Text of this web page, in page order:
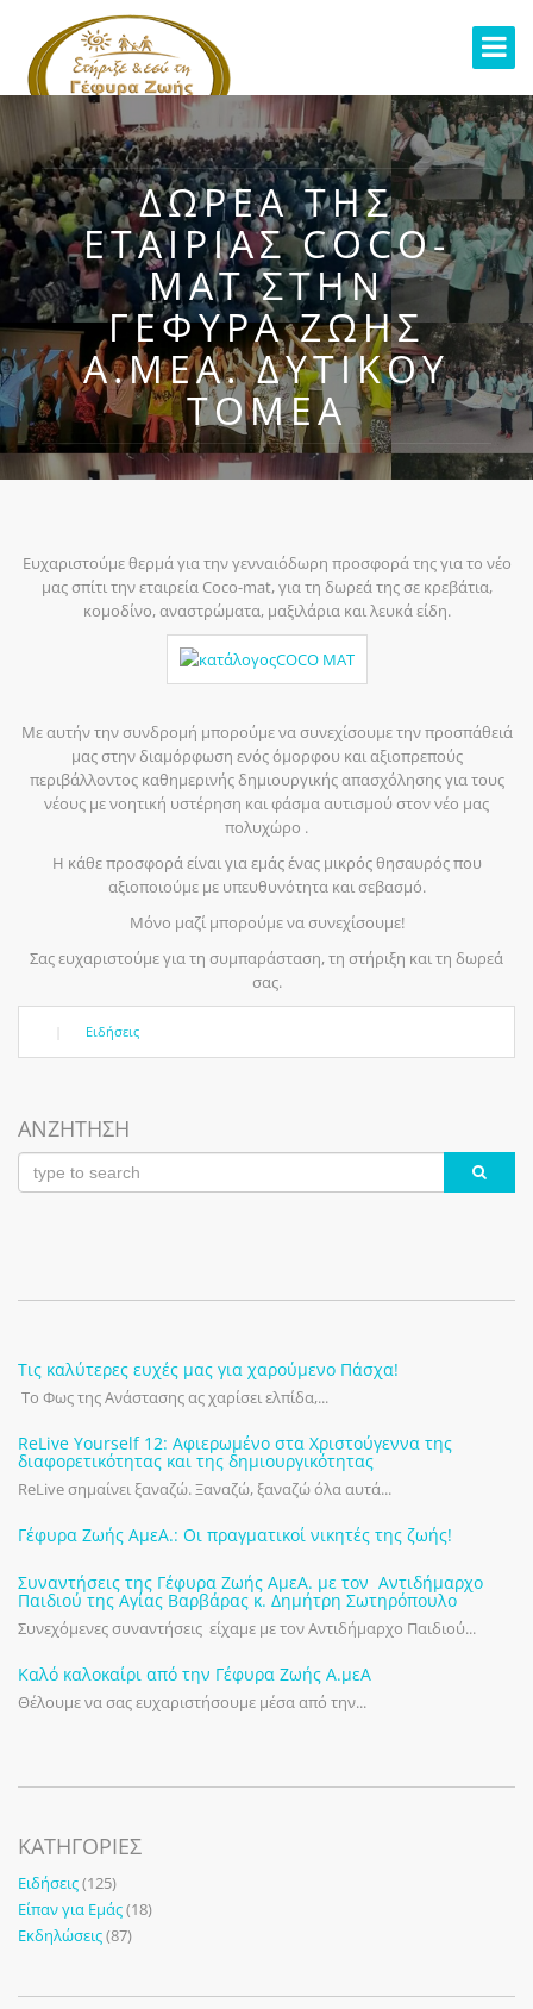
ΔΩΡΕΆ ΤΗΣ
ΕΤΑΙΡΊΑΣ COCO-
MAT ΣΤΗΝ
ΓΈΦΥΡΑ ΖΩΉΣ
Α.ΜΕΑ. ΔΥΤΙΚΟΎ
ΤΟΜΈΑ
Ευχαριστούμε θερμά για την γενναιόδωρη προσφορά της για το νέο
μας σπίτι την εταιρεία Coco-mat, για τη δωρεά της σε κρεβάτια,
κομοδίνο, αναστρώματα, μαξιλάρια και λευκά είδη.
Με αυτήν την συνδρομή μπορούμε να συνεχίσουμε την προσπάθειά
μας στην διαμόρφωση ενός όμορφου και αξιοπρεπούς
περιβάλλοντος καθημερινής δημιουργικής απασχόλησης για τους
νέους με νοητική υστέρηση και φάσμα αυτισμού στον νέο μας
πολυχώρο .
Η κάθε προσφορά είναι για εμάς ένας μικρός θησαυρός που
αξιοποιούμε με υπευθυνότητα και σεβασμό.
Μόνο μαζί μπορούμε να συνεχίσουμε!
Σας ευχαριστούμε για τη συμπαράσταση, τη στήριξη και τη δωρεά
σας.
Ειδήσεις
ΑΝΖΗΤΗΣΗ
Τις καλύτερες ευχές μας για χαρούμενο Πάσχα!
Το Φως της Ανάστασης ας χαρίσει ελπίδα,...
ReLive Yourself 12: Αφιερωμένο στα Χριστούγεννα της
διαφορετικότητας και της δημιουργικότητας
ReLive σημαίνει ξαναζώ. Ξαναζώ, ξαναζώ όλα αυτά...
Γέφυρα Ζωής ΑμεΑ.: Οι πραγματικοί νικητές της ζωής!
Συναντήσεις της Γέφυρα Ζωής ΑμεΑ. με τον Αντιδήμαρχο
Παιδιού της Αγίας Βαρβάρας κ. Δημήτρη Σωτηρόπουλο
Συνεχόμενες συναντήσεις είχαμε με τον Αντιδήμαρχο Παιδιού...
Καλό καλοκαίρι από την Γέφυρα Ζωής Α.μεΑ
Θέλουμε να σας ευχαριστήσουμε μέσα από την...
KΑΤΗΓΟΡΊΕΣ
Ειδήσεις(125)
Είπαν για Εμάς(18)
Εκδηλώσεις(87)